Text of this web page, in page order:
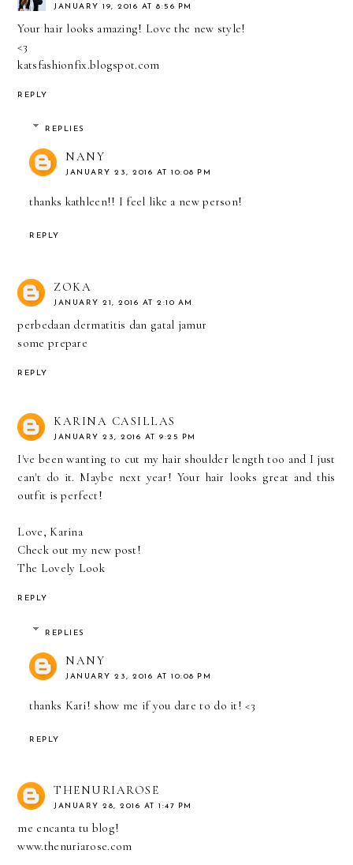
JANUARY 19, 2016 AT 8:56 PM
Your hair looks amazing! Love the new style!
<3
katsfashionfix.blogspot.com
REPLY
REPLIES
NANY
JANUARY 23, 2016 AT 10:08 PM
thanks kathleen!! I feel like a new person!
REPLY
ZOKA
JANUARY 21, 2016 AT 2:10 AM
perbedaan dermatitis dan gatal jamur
some prepare
REPLY
KARINA CASILLAS
JANUARY 23, 2016 AT 9:25 PM
I've been wanting to cut my hair shoulder length too and I just
can't do it. Maybe next year! Your hair looks great and this
outfit is perfect!
Love, Karina
Check out my new post!
The Lovely Look
REPLY
REPLIES
NANY
JANUARY 23, 2016 AT 10:08 PM
thanks Kari! show me if you dare to do it! <3
REPLY
THENURIAROSE
JANUARY 28, 2016 AT 1:47 PM
me encanta tu blog!
www.thenuriarose.com